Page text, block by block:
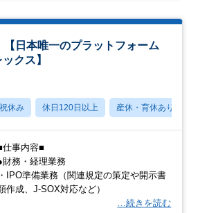
日本唯一のプラットフォーム
クス】
休み 休日120日以上 産休・育休あり
仕事内容■
財務・経理業務
・IPO準備業務（関連規定の策定や開示書
作成、J-SOX対応など）
…続きを読む